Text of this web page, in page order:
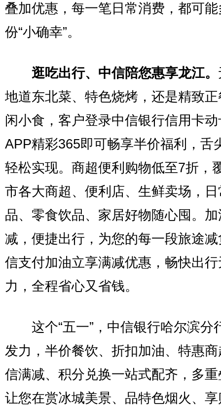
叠加优惠，每一笔日常消费，都可
份“小确幸”。
逛吃出行、中信陪您惠享龙江。
地道东北菜、特色烧烤，还是精致
闲小食，客户登录中信银行信用卡
APP精彩365即可畅享半价福利，舌
轻松实现。商超便利购物低至7折，
市各大商超、便利店、生鲜卖场，
品、零食饮品、家居好物随心囤。
减，便捷出行，为您的每一段旅途
信支付加油立享满减优惠，畅快出
力，全程省心又省钱。
这个“五一”，中信银行哈尔滨分
发力，半价餐饮、折扣加油、特惠
信满减、积分兑换一站式配齐，多
让您在赏冰城美景、品特色烟火、